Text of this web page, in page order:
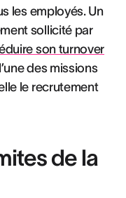
les employés. Un
sollicité par
son turnover
des missions
le recrutement
de la